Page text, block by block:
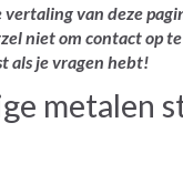
vertaling van deze
niet om contact op
als je vragen hebt!
metalen